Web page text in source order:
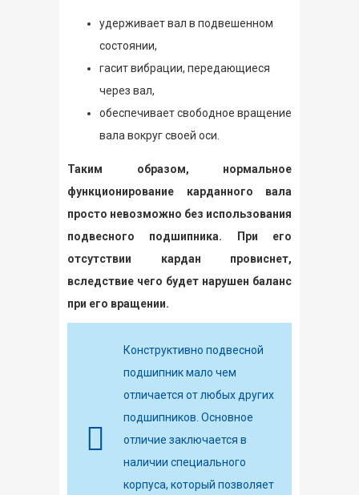
удерживает вал в подвешенном
состоянии,
гасит вибрации, передающиеся
через вал,
обеспечивает свободное вращение
вала вокруг своей оси.
Таким образом, нормальное
функционирование карданного вала
просто невозможно без использования
подвесного подшипника. При его
отсутствии кардан провиснет,
вследствие чего будет нарушен баланс
при его вращении.
Конструктивно подвесной
подшипник мало чем
отличается от любых других
подшипников. Основное
отличие заключается в
наличии специального
корпуса, который позволяет